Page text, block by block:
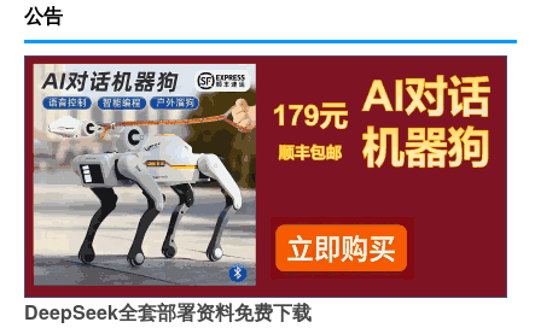
公告
DeepSeek全套部署资料免费下载